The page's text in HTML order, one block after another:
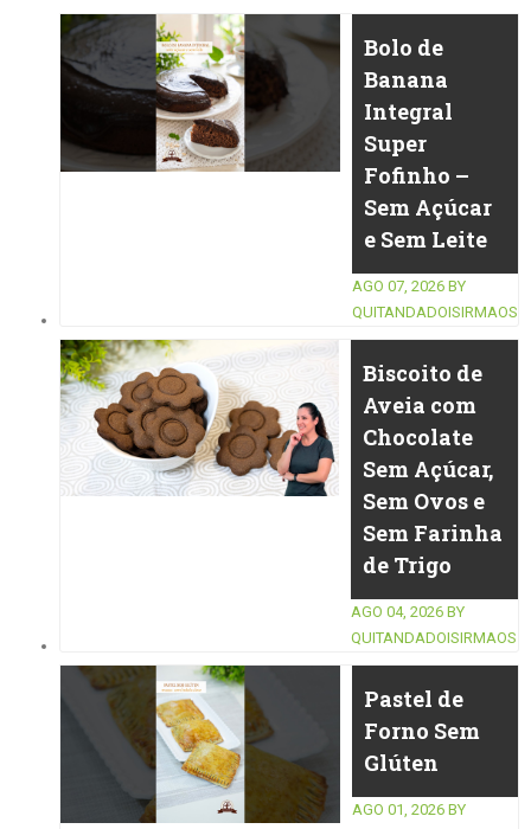
Bolo de
Banana
Integral
Super
Fofinho –
Sem Açúcar
e Sem Leite
AGO 07, 2026 BY
QUITANDADOISIRMAOS
Biscoito de
Aveia com
Chocolate
Sem Açúcar,
Sem Ovos e
Sem Farinha
de Trigo
AGO 04, 2026 BY
QUITANDADOISIRMAOS
Pastel de
Forno Sem
Glúten
AGO 01, 2026 BY